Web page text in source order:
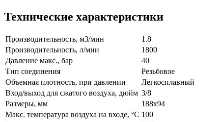
Технические характеристики
Производительность, м3/мин
1.8
Производительность, л/мин
1800
Давление макс., бар
40
Тип соединения
Резьбовое
Объемная плотность, при давлении
Легкосплавный
Вход/выход для сжатого воздуха, дюйм 3/8
Размеры, мм
188x94
Макс. температура воздуха на входе, °C 100